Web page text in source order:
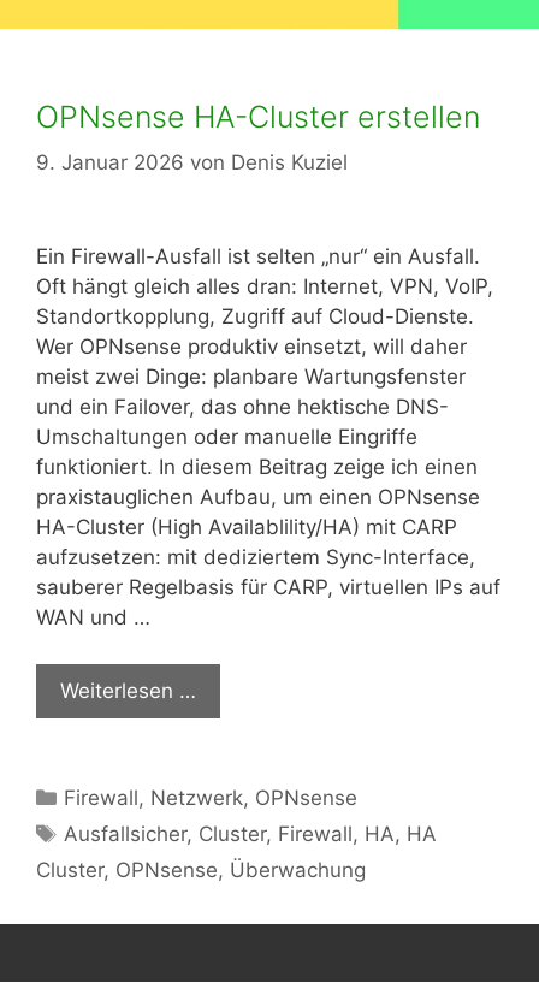
OPNsense HA-Cluster erstellen
9. Januar 2026 von Denis Kuziel
Ein Firewall-Ausfall ist selten „nur“ ein Ausfall.
Oft hängt gleich alles dran: Internet, VPN, VoIP,
Standortkopplung, Zugriff auf Cloud-Dienste.
Wer OPNsense produktiv einsetzt, will daher
meist zwei Dinge: planbare Wartungsfenster
und ein Failover, das ohne hektische DNS-
Umschaltungen oder manuelle Eingriffe
funktioniert. In diesem Beitrag zeige ich einen
praxistauglichen Aufbau, um einen OPNsense
HA-Cluster (High Availablility/HA) mit CARP
aufzusetzen: mit dediziertem Sync-Interface,
sauberer Regelbasis für CARP, virtuellen IPs auf
WAN und …
Weiterlesen …
Kategorien
Firewall, Netzwerk, OPNsense
Schlagwörter
Ausfallsicher, Cluster, Firewall, HA, HA
Cluster, OPNsense, Überwachung